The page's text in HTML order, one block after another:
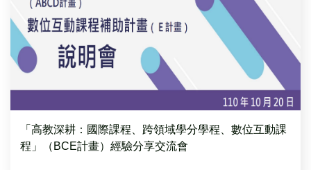
「高教深耕：國際課程、跨領域學分學程、數位互動課
程」（BCE計畫）經驗分享交流會